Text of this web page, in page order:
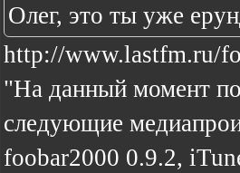
Олег, это ты уже
http://www.lastfm.ru/
"На данный момент
следующие
foobar2000 0.9.2,